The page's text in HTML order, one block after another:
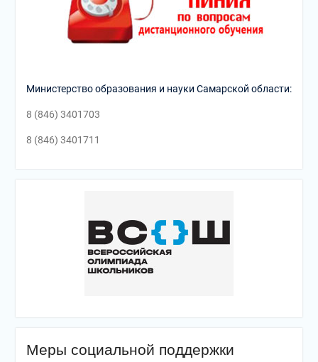
Министерство образования и науки Самарской области:
8 (846) 3401703
8 (846) 3401711
Меры социальной поддержки